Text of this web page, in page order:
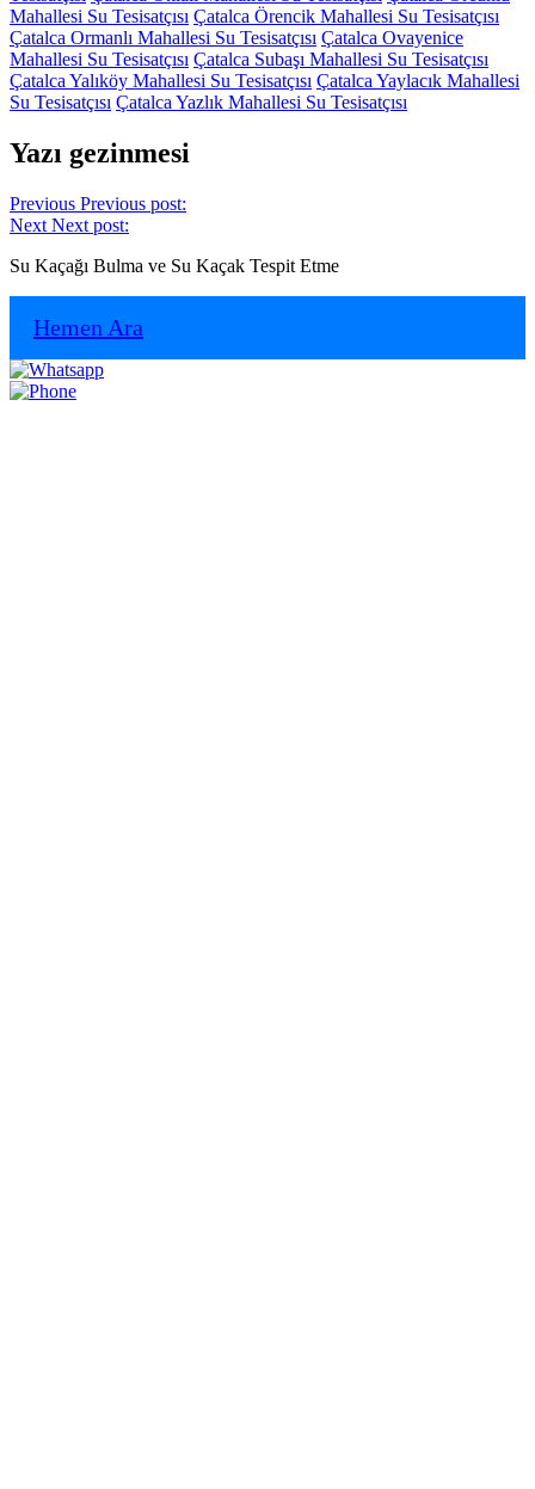
Mahallesi Su Tesisatçısı Çatalca Örencik Mahallesi Su Tesisatçısı
Çatalca Ormanlı Mahallesi Su Tesisatçısı Çatalca Ovayenice
Mahallesi Su Tesisatçısı Çatalca Subaşı Mahallesi Su Tesisatçısı
Çatalca Yalıköy Mahallesi Su Tesisatçısı Çatalca Yaylacık Mahallesi
Su Tesisatçısı Çatalca Yazlık Mahallesi Su Tesisatçısı
Yazı gezinmesi
Previous Previous post:
Next Next post:
Su Kaçağı Bulma ve Su Kaçak Tespit Etme
Hemen Ara